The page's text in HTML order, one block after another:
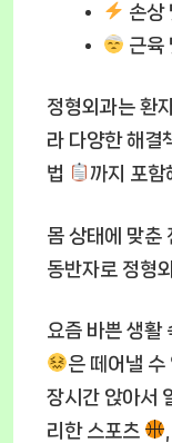
손상
근육
정형외과는 환
라 다양한 해결
법
까지 포함
몸 상태에 맞춘
동반자로 정형
요즘 바쁜 생활
은 떼어낼 수
장시간 앉아서
리한 스포츠